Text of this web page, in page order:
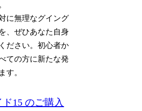
に無理なグイング
、ぜひあなた自身
ださい。初心者か
ての方に新たな発
す。
15 のご購入